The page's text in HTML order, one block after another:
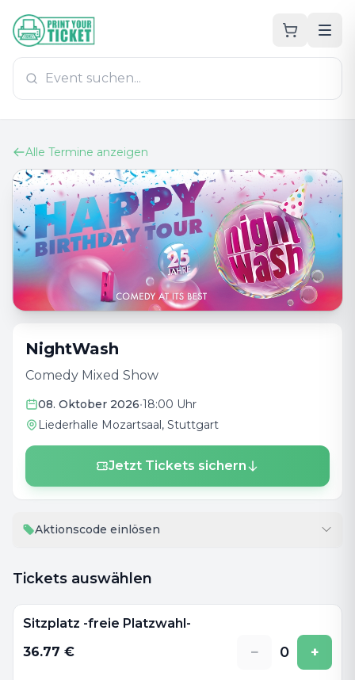
Zum Hauptinhalt
PrintYourTicket
Alle Termine anzeigen
NightWash
Comedy Mixed Show
08. Oktober 2026•18:00 Uhr
Liederhalle Mozartsaal, Stuttgart
Jetzt Tickets sichern
Aktionscode einlösen
Tickets auswählen
Sitzplatz -freie Platzwahl-
36.77 € − 0 +